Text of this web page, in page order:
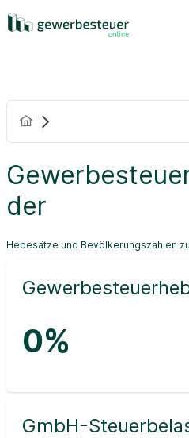
der
Hebesätze und Bevölkerungszahlen
0%
GmbH-